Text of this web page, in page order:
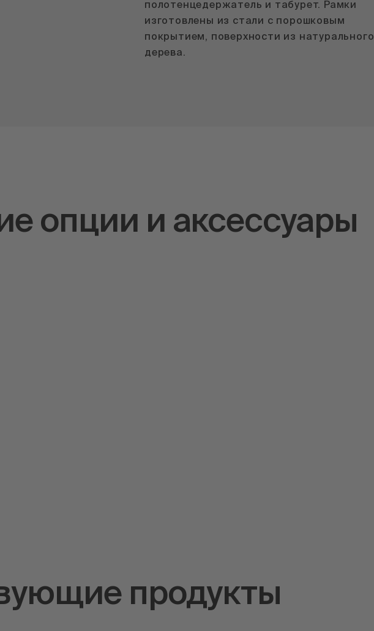
полотенцедержатель и табурет. Рамки
изготовлены из стали c порошковым
покрытием, поверхности из натурального
дерева.
опции и аксессуары
продукты